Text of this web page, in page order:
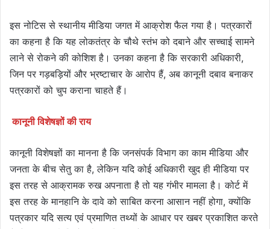
इस नोटिस से स्थानीय मीडिया जगत में आक्रोश फैल गया है। पत्रकारों
का कहना है कि यह लोकतंत्र के चौथे स्तंभ को दबाने और सच्चाई सामने
लाने से रोकने की कोशिश है। उनका कहना है कि सरकारी अधिकारी,
जिन पर गड़बड़ियों और भ्रष्टाचार के आरोप हैं, अब कानूनी दबाव बनाकर
पत्रकारों को चुप कराना चाहते हैं।
कानूनी विशेषज्ञों की राय
कानूनी विशेषज्ञों का मानना है कि जनसंपर्क विभाग का काम मीडिया और
जनता के बीच सेतु का है, लेकिन यदि कोई अधिकारी खुद ही मीडिया पर
इस तरह से आक्रामक रुख अपनाता है तो यह गंभीर मामला है। कोर्ट में
इस तरह के मानहानि के दावे को साबित करना आसान नहीं होगा, क्योंकि
पत्रकार यदि सत्य एवं प्रमाणित तथ्यों के आधार पर खबर प्रकाशित करते